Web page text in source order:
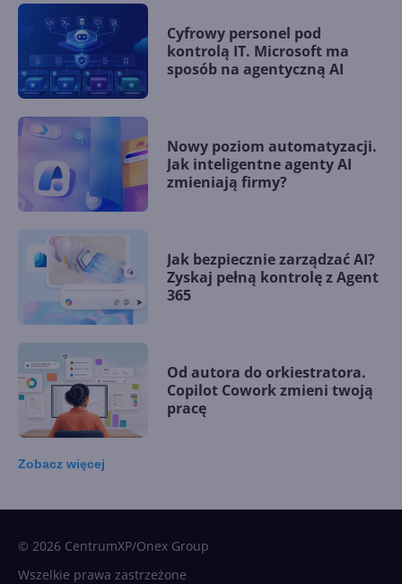
Cyfrowy personel pod
kontrolą IT. Microsoft ma
sposób na agentyczną AI
Nowy poziom automatyzacji.
Jak inteligentne agenty AI
zmieniają firmy?
Jak bezpiecznie zarządzać AI?
Zyskaj pełną kontrolę z Agent
365
Od autora do orkiestratora.
Copilot Cowork zmieni twoją
pracę
Zobacz więcej
© 2026 CentrumXP/Onex Group
Wszelkie prawa zastrzeżone